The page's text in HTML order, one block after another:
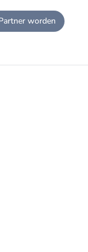
worden